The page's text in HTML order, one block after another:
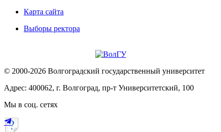
Карта сайта
Выборы ректора
© 2000-2026 Волгоградский государственный университет
Адрес: 400062, г. Волгоград, пр-т Университетский, 100
Мы в соц. сетях